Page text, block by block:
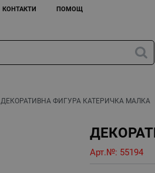
КОНТАКТИ ПОМОЩ
ДЕКОРАТИВНА ФИГУРА КАТЕРИЧКА МАЛКА
Арт.№: 55194